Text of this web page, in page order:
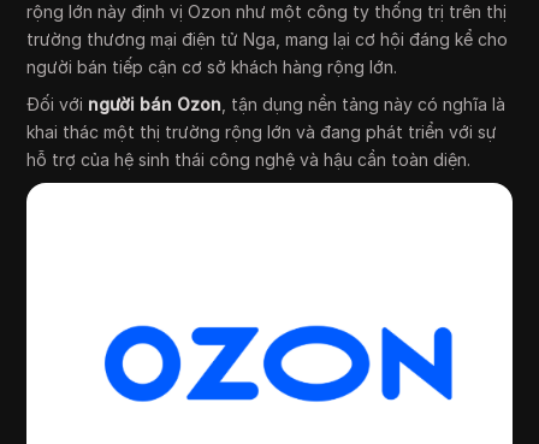
rộng lớn này định vị Ozon như một công ty thống trị trên thị
trường thương mại điện tử Nga, mang lại cơ hội đáng kể cho
người bán tiếp cận cơ sở khách hàng rộng lớn.
Đối với người bán Ozon, tận dụng nền tảng này có nghĩa là
khai thác một thị trường rộng lớn và đang phát triển với sự
hỗ trợ của hệ sinh thái công nghệ và hậu cần toàn diện.